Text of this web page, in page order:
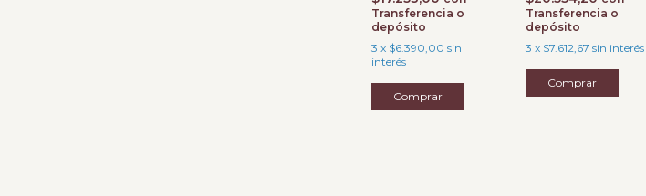
Transferencia o
depósito
3 x $6.390,00 sin
interés
Transferencia o
depósito
3 x $7.612,67 sin interés